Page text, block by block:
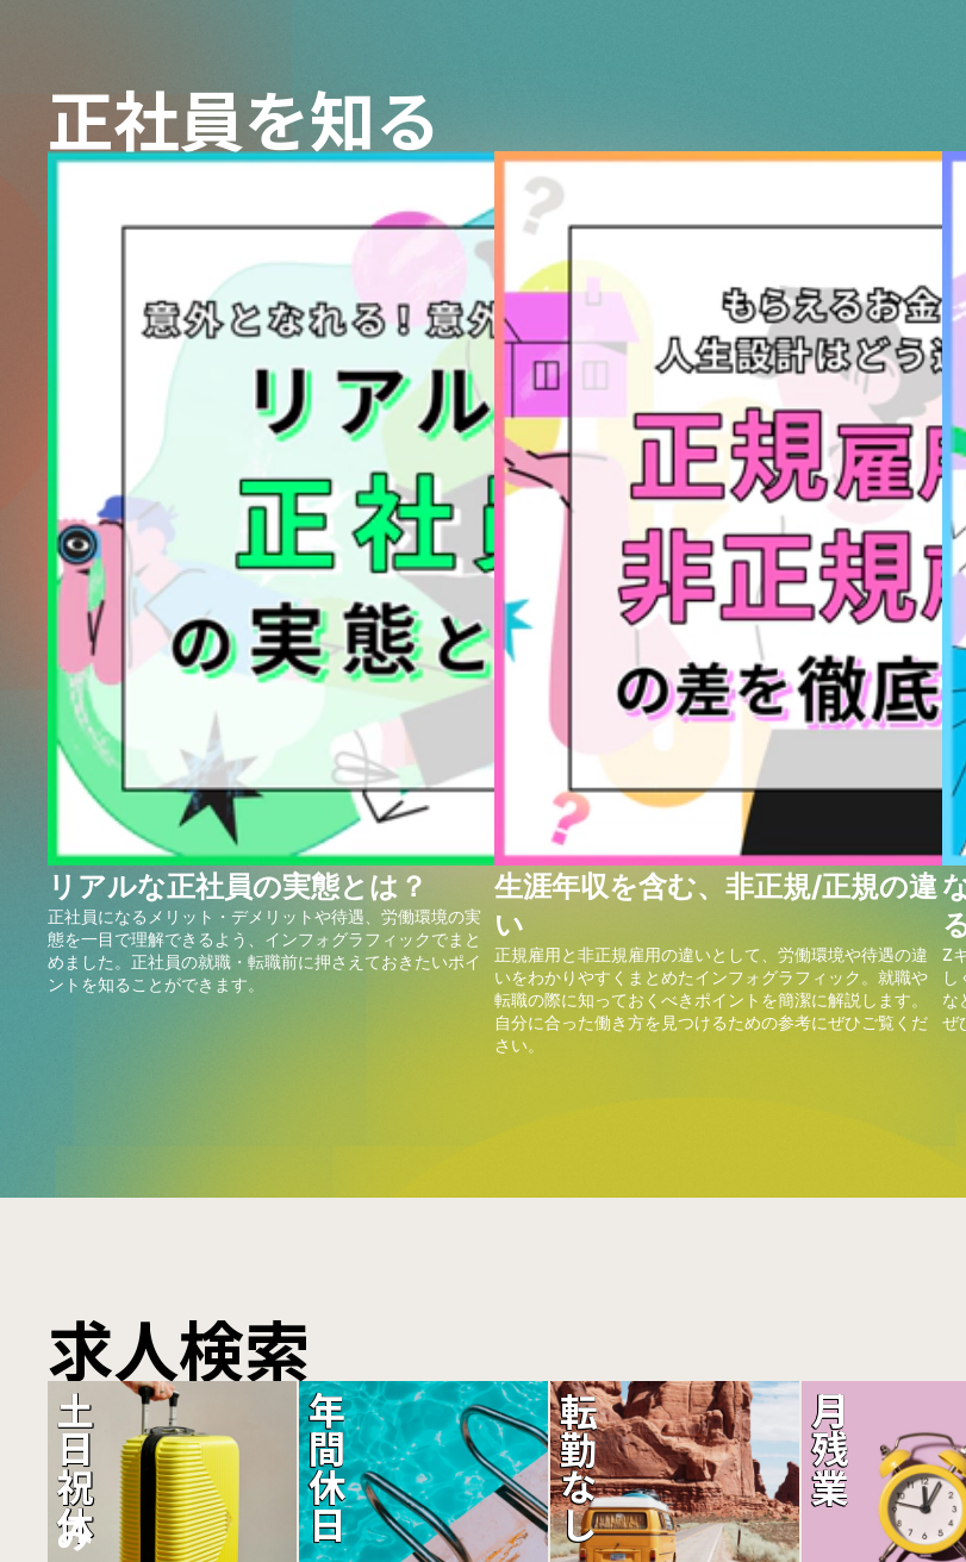
正社員を知る
リアルな正社員の実態とは？
正社員になるメリット・デメリットや待遇、労働環境の実
態を一目で理解できるよう、インフォグラフィックでまと
めました。正社員の就職・転職前に押さえておきたいポイ
ントを知ることができます。
生涯年収を含む、非正規/正規の違
い
正規雇用と非正規雇用の違いとして、労働環境や待遇の違
いをわかりやすくまとめたインフォグラフィック。就職や
転職の際に知っておくべきポイントを簡潔に解説します。
自分に合った働き方を見つけるための参考にぜひご覧くだ
さい。
Z
し
な
ぜ
求人検索
土日祝休み 年間休日 転勤なし 月残業